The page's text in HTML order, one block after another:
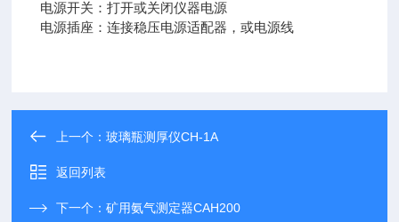
电源开关：打开或关闭仪器电源
电源插座：连接稳压电源适配器，或电源线
上一个：玻璃瓶测厚仪CH-1A
返回列表
下一个：矿用氨气测定器CAH200